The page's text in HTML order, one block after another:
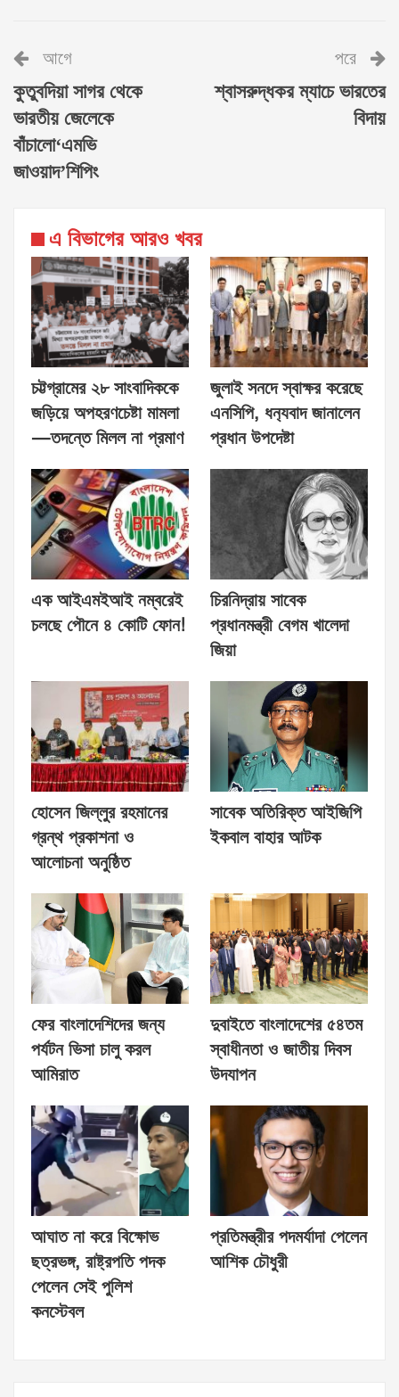
আগে
কুতুবদিয়া সাগর থেকে
ভারতীয় জেলেকে
বাঁচালো‘এমভি
জাওয়াদ’শিপিং
পরে
শ্বাসরুদ্ধকর ম্যাচে ভারতের
বিদায়
এ বিভাগের আরও খবর
চট্টগ্রামের ২৮ সাংবাদিককে
জড়িয়ে অপহরণচেষ্টা মামলা
—তদন্তে মিলল না প্রমাণ
জুলাই সনদে স্বাক্ষর করেছে
এনসিপি, ধন‍্যবাদ জানালেন
প্রধান উপদেষ্টা
এক আইএমইআই নম্বরেই
চলছে পৌনে ৪ কোটি ফোন!
চিরনিদ্রায় সাবেক
প্রধানমন্ত্রী বেগম খালেদা
জিয়া
হোসেন জিল্লুর রহমানের
গ্রন্থ প্রকাশনা ও
আলোচনা অনুষ্ঠিত
সাবেক অতিরিক্ত আইজিপি
ইকবাল বাহার আটক
ফের বাংলাদেশিদের জন্য
পর্যটন ভিসা চালু করল
আমিরাত
দুবাইতে বাংলাদেশের ৫৪তম
স্বাধীনতা ও জাতীয় দিবস
উদযাপন
আঘাত না করে বিক্ষোভ
ছত্রভঙ্গ, রাষ্ট্রপতি পদক
পেলেন সেই পুলিশ
কনস্টেবল
প্রতিমন্ত্রীর পদমর্যাদা পেলেন
আশিক চৌধুরী